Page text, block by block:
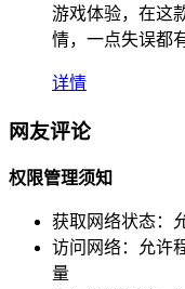
游戏体验，在这
情，一点失误都
详情
网友评论
权限管理须知
获取网络状态：
访问网络：
允许
量